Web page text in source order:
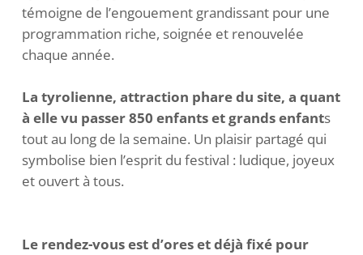
témoigne de l’engouement grandissant pour une
programmation riche, soignée et renouvelée
chaque année.
La tyrolienne, attraction phare du site, a quant
à elle vu passer 850 enfantset grands enfants
tout au long de la semaine. Un plaisir partagé qui
symbolise bien l’esprit du festival : ludique, joyeux
et ouvert à tous.
Le rendez-vous est d’ores et déjà fixé pour